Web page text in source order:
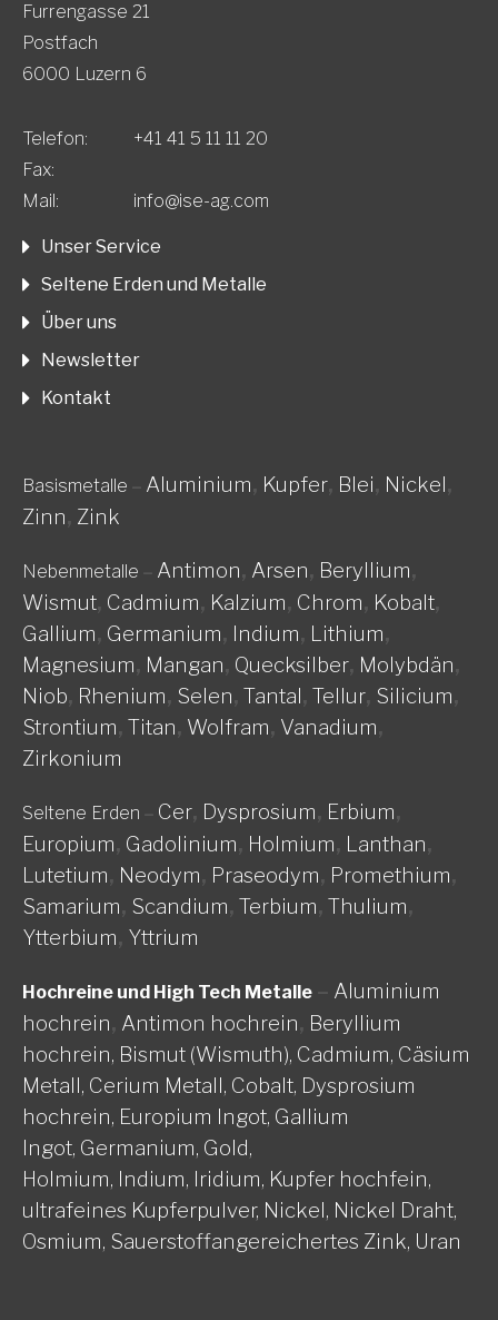
Furrengasse 21
Postfach
6000 Luzern 6
Telefon:
+41 41 5 11 11 20
Fax:
Mail:
info@ise-ag.com
Unser Service
Seltene Erden und Metalle
Über uns
Newsletter
Kontakt
Basismetalle – Aluminium, Kupfer, Blei, Nickel,
Zinn, Zink
Nebenmetalle – Antimon, Arsen, Beryllium,
Wismut, Cadmium, Kalzium, Chrom, Kobalt,
Gallium, Germanium, Indium, Lithium,
Magnesium, Mangan, Quecksilber, Molybdän,
Niob, Rhenium, Selen, Tantal, Tellur, Silicium,
Strontium, Titan, Wolfram, Vanadium,
Zirkonium
Seltene Erden – Cer, Dysprosium, Erbium,
Europium, Gadolinium, Holmium, Lanthan,
Lutetium, Neodym, Praseodym, Promethium,
Samarium, Scandium, Terbium, Thulium,
Ytterbium, Yttrium
Hochreine und High Tech Metalle – Aluminium
hochrein, Antimon hochrein, Beryllium
hochrein, Bismut (Wismuth), Cadmium, Cäsium
Metall, Cerium Metall, Cobalt, Dysprosium
hochrein, Europium Ingot, Gallium
Ingot, Germanium, Gold,
Holmium, Indium, Iridium, Kupfer hochfein,
ultrafeines Kupferpulver, Nickel, Nickel Draht,
Osmium, Sauerstoffangereichertes Zink, Uran